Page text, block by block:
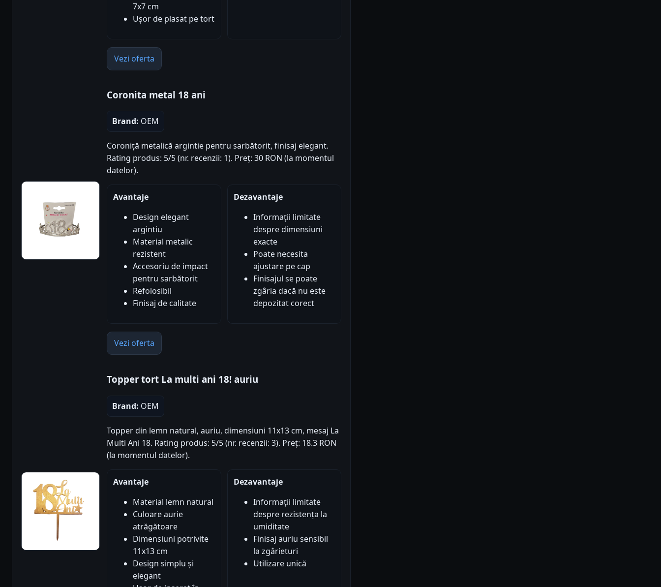
7x7 cm
Ușor de plasat pe tort
Vezi oferta
Coronita metal 18 ani
Brand: OEM
Coroniță metalică argintie pentru sarbătorit, finisaj elegant.
Rating produs: 5/5 (nr. recenzii: 1). Preț: 30 RON (la momentul
datelor).
Avantaje
Design elegant
argintiu
Material metalic
rezistent
Accesoriu de impact
pentru sarbătorit
Refolosibil
Finisaj de calitate
Dezavantaje
Informații limitate
despre dimensiuni
exacte
Poate necesita
ajustare pe cap
Finisajul se poate
zgâria dacă nu este
depozitat corect
Vezi oferta
Topper tort La multi ani 18! auriu
Brand: OEM
Topper din lemn natural, auriu, dimensiuni 11x13 cm, mesaj La
Multi Ani 18. Rating produs: 5/5 (nr. recenzii: 3). Preț: 18.3 RON
(la momentul datelor).
Avantaje
Material lemn natural
Culoare aurie
atrăgătoare
Dimensiuni potrivite
11x13 cm
Design simplu și
elegant
Dezavantaje
Informații limitate
despre rezistența la
umiditate
Finisaj auriu sensibil
la zgârieturi
Utilizare unică